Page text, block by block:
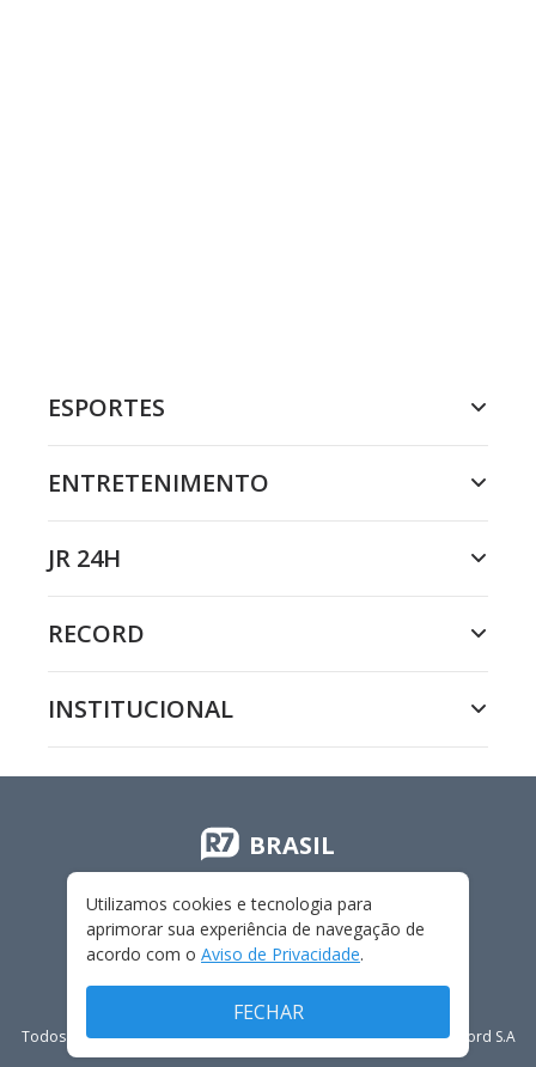
ESPORTES
ENTRETENIMENTO
JR 24H
RECORD
INSTITUCIONAL
BRASIL
Todos os direitos reservados - 2009-2026- Rádio e Televisão Record S.A
Utilizamos cookies e tecnologia para
aprimorar sua experiência de navegação de
acordo com o Aviso de Privacidade.
FECHAR